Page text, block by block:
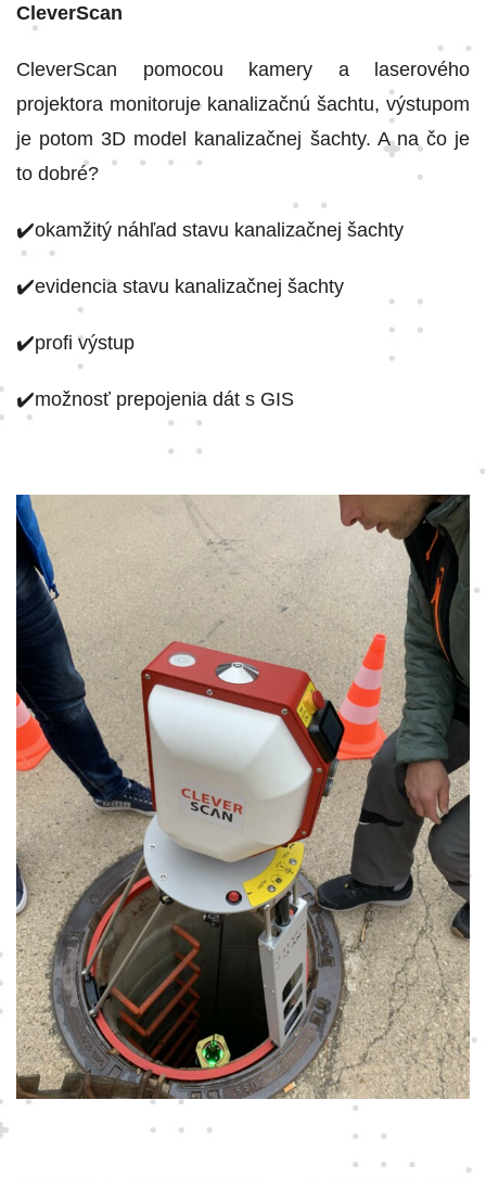
CleverScan
CleverScan pomocou kamery a laserového
projektora monitoruje kanalizačnú šachtu, výstupom
je potom 3D model kanalizačnej šachty. A na čo je
to dobré?
✔️okamžitý náhľad stavu kanalizačnej šachty
✔️evidencia stavu kanalizačnej šachty
✔️profi výstup
✔️možnosť prepojenia dát s GIS